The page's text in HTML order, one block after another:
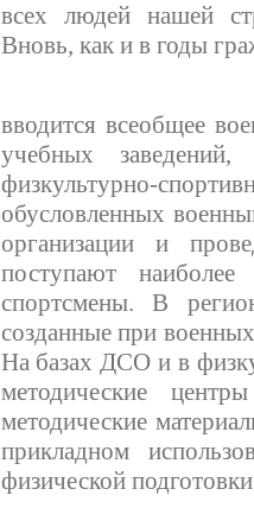
всех людей нашей
Вновь, как и в годы
вводится всеобщее
учебных
физкультурно-
обусловленных
организации и
поступают наиболее
спортсмены. В
созданные при
На базах ДСО и в
методические
методические
прикладном
физической